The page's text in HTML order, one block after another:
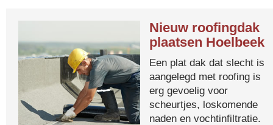
Nieuw roofingdak
plaatsen Hoelbeek
Een plat dak dat slecht is
aangelegd met roofing is
erg gevoelig voor
scheurtjes, loskomende
naden en vochtinfiltratie.